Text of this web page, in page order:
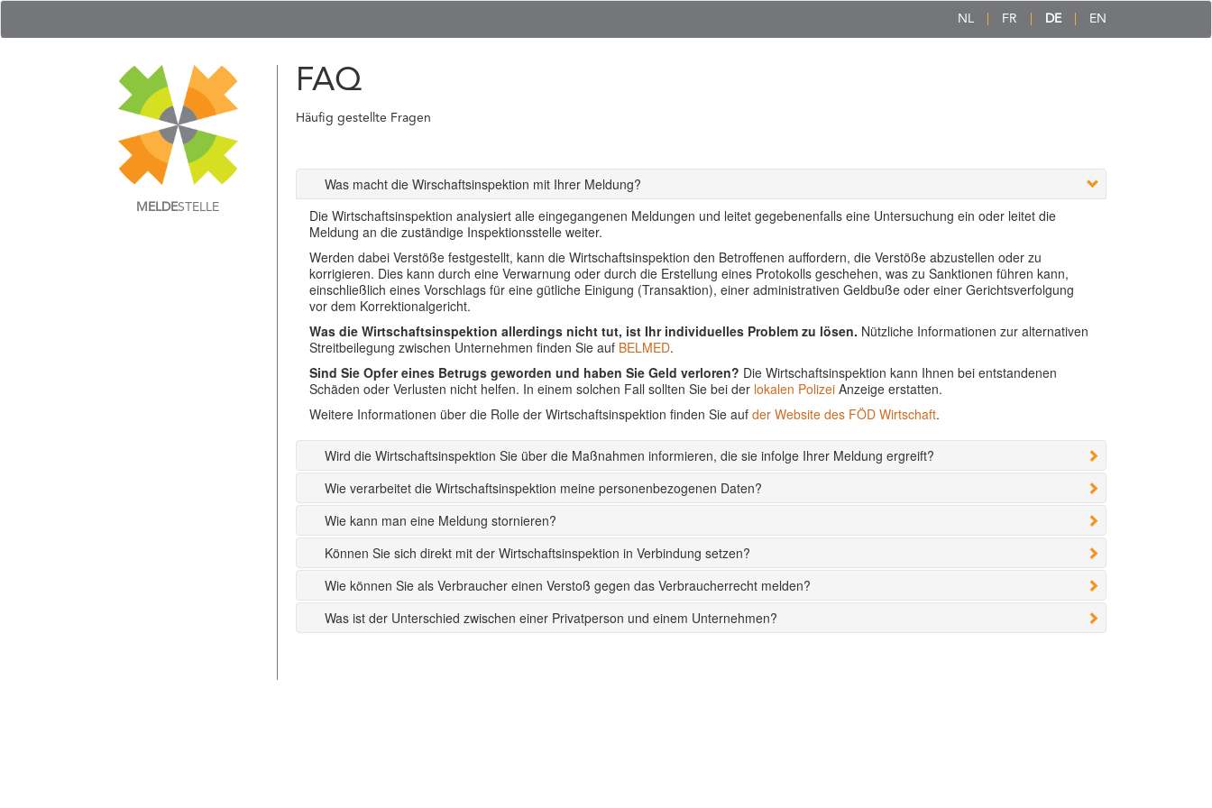
NL FR DE EN
MELDESTELLE
FAQ
Häufig gestellte Fragen
Was macht die Wirschaftsinspektion mit Ihrer Meldung?
Die Wirtschaftsinspektion analysiert alle eingegangenen Meldungen und leitet gegebenenfalls eine Untersuchung ein oder leitet die
Meldung an die zuständige Inspektionsstelle weiter.
Werden dabei Verstöße festgestellt, kann die Wirtschaftsinspektion den Betroffenen auffordern, die Verstöße abzustellen oder zu
korrigieren. Dies kann durch eine Verwarnung oder durch die Erstellung eines Protokolls geschehen, was zu Sanktionen führen kann,
einschließlich eines Vorschlags für eine gütliche Einigung (Transaktion), einer administrativen Geldbuße oder einer Gerichtsverfolgung
vor dem Korrektionalgericht.
Was die Wirtschaftsinspektion allerdings nicht tut, ist Ihr individuelles Problem zu lösen. Nützliche Informationen zur alternativen
Streitbeilegung zwischen Unternehmen finden Sie auf BELMED.
Sind Sie Opfer eines Betrugs geworden und haben Sie Geld verloren? Die Wirtschaftsinspektion kann Ihnen bei entstandenen
Schäden oder Verlusten nicht helfen. In einem solchen Fall sollten Sie bei der lokalen Polizei Anzeige erstatten.
Weitere Informationen über die Rolle der Wirtschaftsinspektion finden Sie auf der Website des FÖD Wirtschaft.
Wird die Wirtschaftsinspektion Sie über die Maßnahmen informieren, die sie infolge Ihrer Meldung ergreift?
Wie verarbeitet die Wirtschaftsinspektion meine personenbezogenen Daten?
Wie kann man eine Meldung stornieren?
Können Sie sich direkt mit der Wirtschaftsinspektion in Verbindung setzen?
Wie können Sie als Verbraucher einen Verstoß gegen das Verbraucherrecht melden?
Was ist der Unterschied zwischen einer Privatperson und einem Unternehmen?